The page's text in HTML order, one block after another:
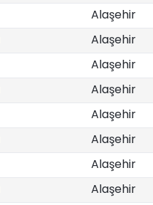
Alaşehir
Alaşehir
Alaşehir
Alaşehir
Alaşehir
Alaşehir
Alaşehir
Alaşehir